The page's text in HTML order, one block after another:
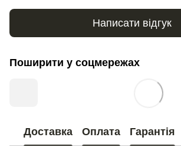
Написати відгук
Поширити у соцмережах
Доставка Оплата Гарантія